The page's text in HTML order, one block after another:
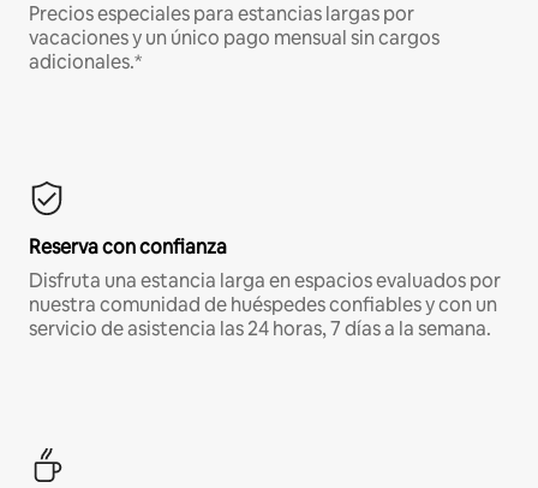
Precios especiales para estancias largas por
vacaciones y un único pago mensual sin cargos
adicionales.*
Reserva con confianza
Disfruta una estancia larga en espacios evaluados por
nuestra comunidad de huéspedes confiables y con un
servicio de asistencia las 24 horas, 7 días a la semana.